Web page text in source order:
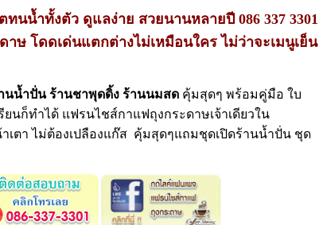
นน้ำทั้งตัว ดูแลง่าย สวยนานหลายปี 086 337 3301
าษ โดดเด่นแตกต่างไม่เหมือนใครไม่ว่าจะเมนูเย็น
นน้ำปั่น ร้านชาพุดดิ้ง ร้านนมสด คุ้มสุดๆพร้อมคู่มือ ใบ
ยนก็ทำได้ แฟรนไชส์กาแฟถุงกระดาษเจ้าเดียวใน
ตา ไม่ต้องเปลืองแก๊ส คุ้มสุดๆแถมชุดเปิดร้านน้ำปั่น ชุด